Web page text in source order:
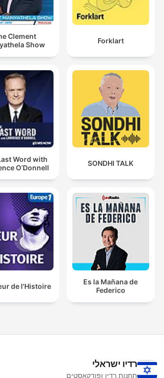
Forklart
Clement
Show
SONDHI TALK
Word with
O’Donnell
Es la Mañana de
Federico
de l'Histoire
רדיו ישראלי
תחנות רדיו ופודקאסטים